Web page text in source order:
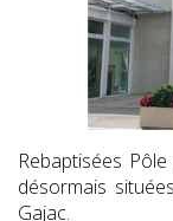
Rebaptisées
désormais
Gajac.